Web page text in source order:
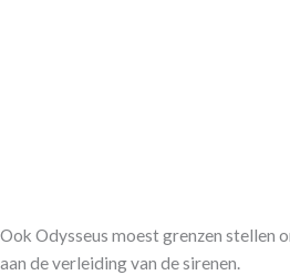
Ook Odysseus moest grenzen stellen
aan de verleiding van de sirenen.